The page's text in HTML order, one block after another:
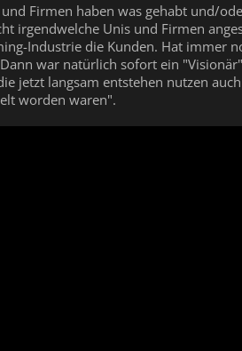
und Firmen haben was gehabt und/
irgendwelche Unis und Firmen
Industrie die Kunden. Hat immer
war natürlich sofort ein
jetzt langsam entstehen nutzen
worden waren".